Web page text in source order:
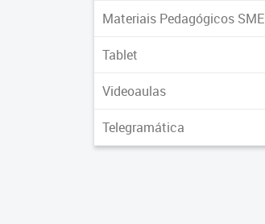
Materiais Pedagógicos SME
Tablet
Videoaulas
Telegramática